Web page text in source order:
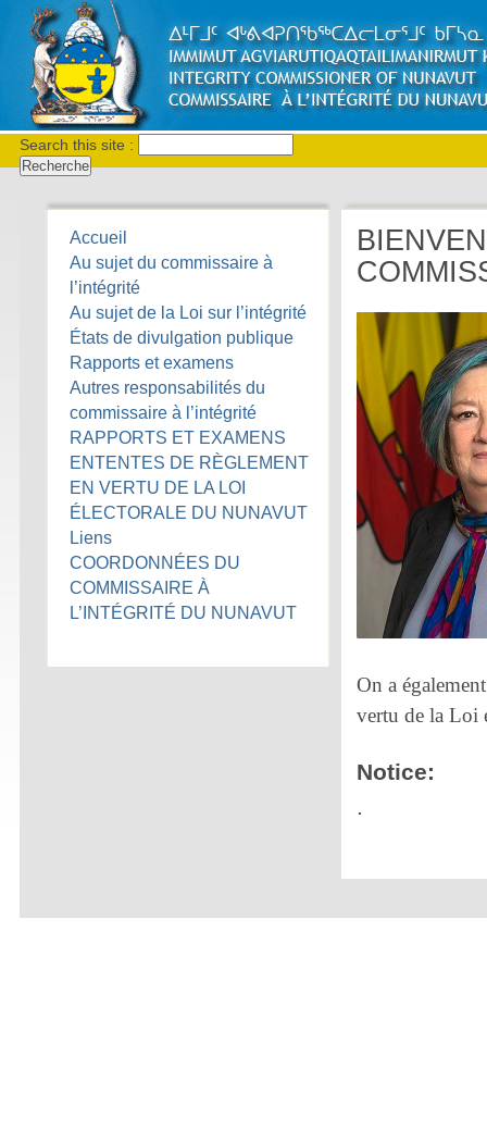
Search this site :
Accueil
Au sujet du commissaire à
l’intégrité
Au sujet de la Loi sur l’intégrité
États de divulgation publique
Rapports et examens
Autres responsabilités du
commissaire à l’intégrité
RAPPORTS ET EXAMENS
ENTENTES DE RÈGLEMENT
EN VERTU DE LA LOI
ÉLECTORALE DU NUNAVUT
Liens
COORDONNÉES DU
COMMISSAIRE À
L’INTÉGRITÉ DU NUNAVUT
On a
vertu de la Loi
Notice:
.